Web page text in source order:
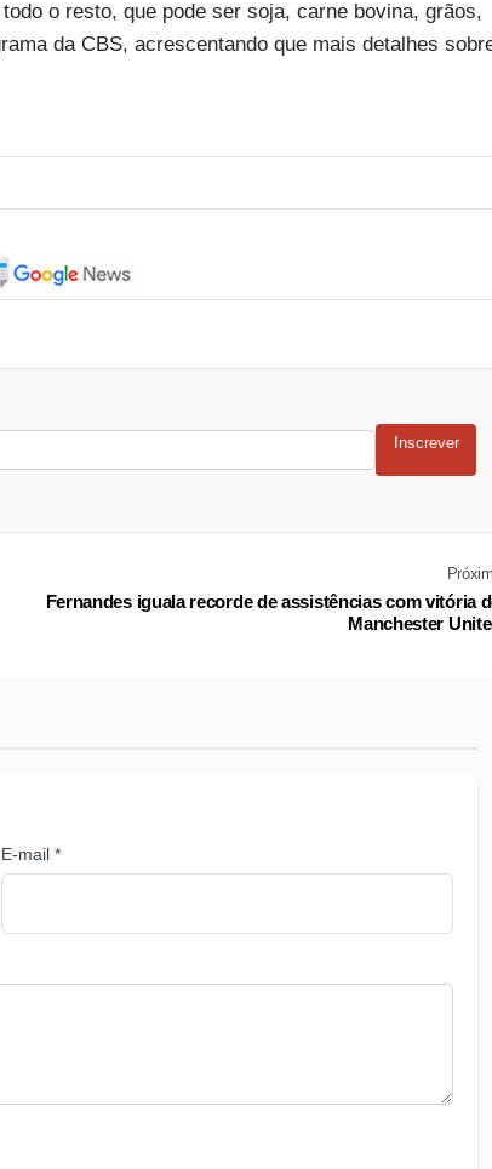
o resto, que pode ser soja, carne bovina, grãos,
da CBS, acrescentando que mais detalhes
Inscrever
Fernandes iguala recorde de assistências com vitória
Manchester
E-mail *